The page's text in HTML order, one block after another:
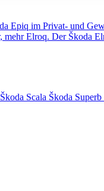
Škoda Scala Škoda Superb